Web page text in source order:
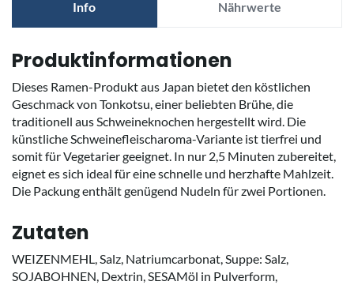
Info Nährwerte
Produktinformationen
Dieses Ramen-Produkt aus Japan bietet den köstlichen
Geschmack von Tonkotsu, einer beliebten Brühe, die
traditionell aus Schweineknochen hergestellt wird. Die
künstliche Schweinefleischaroma-Variante ist tierfrei und
somit für Vegetarier geeignet. In nur 2,5 Minuten zubereitet,
eignet es sich ideal für eine schnelle und herzhafte Mahlzeit.
Die Packung enthält genügend Nudeln für zwei Portionen.
Zutaten
WEIZENMEHL, Salz, Natriumcarbonat, Suppe: Salz,
SOJABOHNEN, Dextrin, SESAMöl in Pulverform,